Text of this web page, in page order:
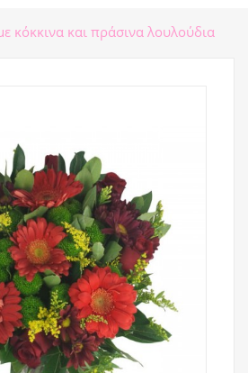
κόκκινα και πράσινα λουλούδια